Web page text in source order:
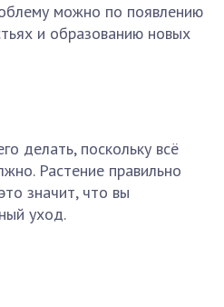
можно по появлению
и образованию новых
делать, поскольку всё
Растение правильно
значит, что вы
уход.